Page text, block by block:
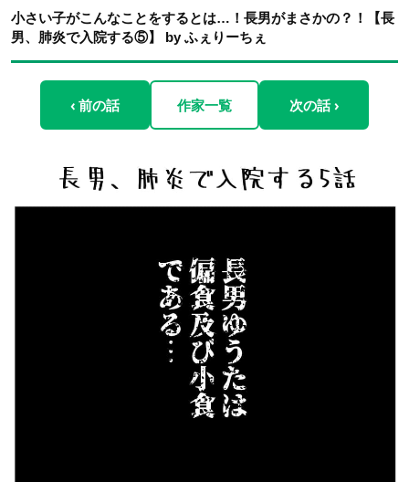
小さい子がこんなことをするとは…！長男がまさかの？！【長
男、肺炎で入院する⑤】 by ふぇりーちぇ
‹ 前の話 作家一覧 次の話 ›